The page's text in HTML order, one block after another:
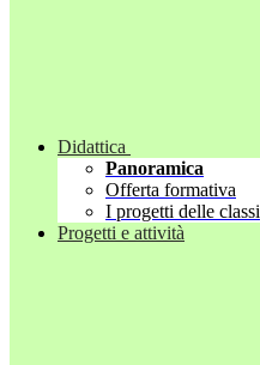
Didattica
Panoramica
Offerta formativa
I progetti delle classi
Progetti e attività